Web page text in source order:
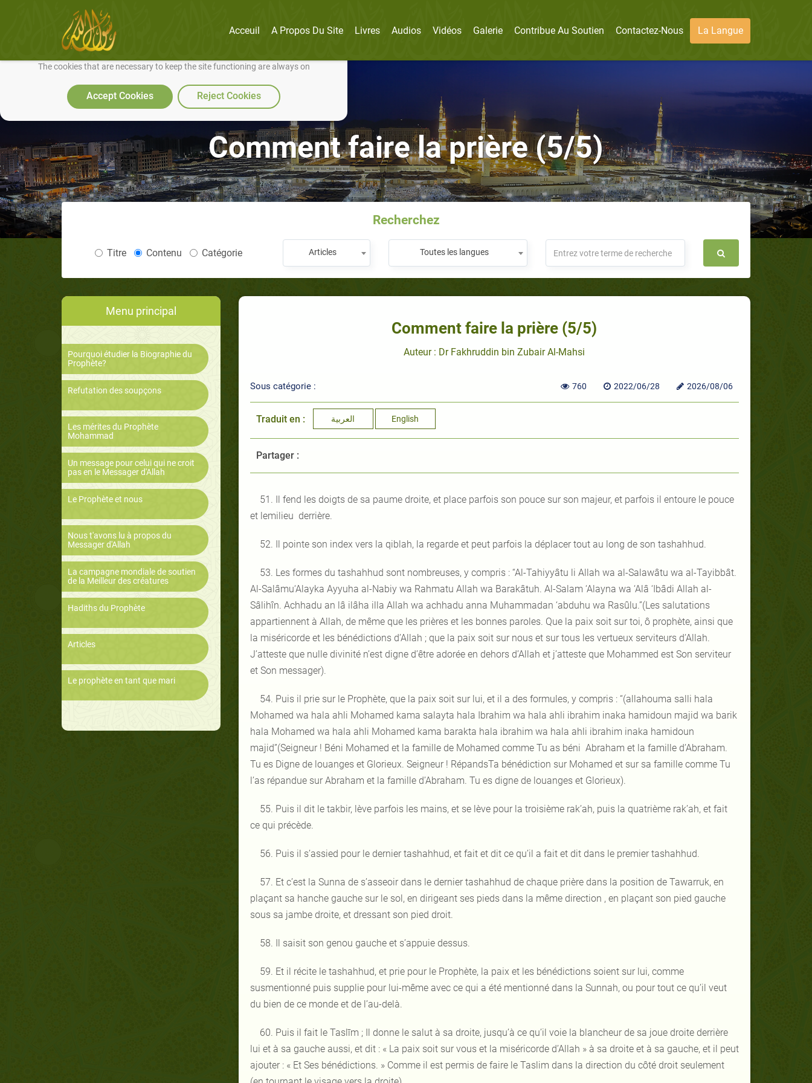
We use cookies to make our site work well for you and so we can continually improve it.
The cookies that are necessary to keep the site functioning are always on
Accept Cookies Reject Cookies
Acceuil A Propos Du Site Livres Audios Vidéos Galerie Contribue Au Soutien Contactez-Nous La Langue
Comment faire la prière (5/5)
Recherchez
Titre Contenu Catégorie Articles Toutes les langues
Menu principal
Pourquoi étudier la Biographie du
Prophète?
Refutation des soupçons
Les mérites du Prophète
Mohammad
Un message pour celui qui ne croit
pas en le Messager d'Allah
Le Prophète et nous
Nous t'avons lu à propos du
Messager d'Allah
La campagne mondiale de soutien
de la Meilleur des créatures
Hadiths du Prophète
Articles
Le prophète en tant que mari
Comment faire la prière (5/5)
Auteur : Dr Fakhruddin bin Zubair Al-Mahsi
Sous catégorie : 760 2022/06/28 2026/08/06
Traduit en : العربية English
Partager :
51. Il fend les doigts de sa paume droite, et place parfois son pouce sur son majeur, et parfois il entoure le pouce
et lemilieu derrière.
52. Il pointe son index vers la qiblah, la regarde et peut parfois la déplacer tout au long de son tashahhud.
53. Les formes du tashahhud sont nombreuses, y compris : “Al-Tahiyyâtu li Allah wa al-Salawâtu wa al-Tayibbât.
Al-Salâmu‘Alayka Ayyuha al-Nabiy wa Rahmatu Allah wa Barakâtuh. Al-Salam ‘Alayna wa ‘Alâ ‘Ibâdi Allah al-
Sâlihîn. Achhadu an lâ ilâha illa Allah wa achhadu anna Muhammadan ‘abduhu wa Rasûlu.”(Les salutations
appartiennent à Allah, de même que les prières et les bonnes paroles. Que la paix soit sur toi, ô prophète, ainsi que
la miséricorde et les bénédictions d’Allah ; que la paix soit sur nous et sur tous les vertueux serviteurs d’Allah.
J’atteste que nulle divinité n’est digne d’être adorée en dehors d’Allah et j’atteste que Mohammed est Son serviteur
et Son messager).
54. Puis il prie sur le Prophète, que la paix soit sur lui, et il a des formules, y compris : “(allahouma salli hala
Mohamed wa hala ahli Mohamed kama salayta hala Ibrahim wa hala ahli ibrahim inaka hamidoun majid wa barik
hala Mohamed wa hala ahli Mohamed kama barakta hala ibrahim wa hala ahli ibrahim inaka hamidoun
majid”(Seigneur ! Béni Mohamed et la famille de Mohamed comme Tu as béni Abraham et la famille d’Abraham.
Tu es Digne de louanges et Glorieux. Seigneur ! RépandsTa bénédiction sur Mohamed et sur sa famille comme Tu
l’as répandue sur Abraham et la famille d’Abraham. Tu es digne de louanges et Glorieux).
55. Puis il dit le takbir, lève parfois les mains, et se lève pour la troisième rak’ah, puis la quatrième rak’ah, et fait
ce qui précède.
56. Puis il s’assied pour le dernier tashahhud, et fait et dit ce qu’il a fait et dit dans le premier tashahhud.
57. Et c’est la Sunna de s’asseoir dans le dernier tashahhud de chaque prière dans la position de Tawarruk, en
plaçant sa hanche gauche sur le sol, en dirigeant ses pieds dans la même direction , en plaçant son pied gauche
sous sa jambe droite, et dressant son pied droit.
58. Il saisit son genou gauche et s’appuie dessus.
59. Et il récite le tashahhud, et prie pour le Prophète, la paix et les bénédictions soient sur lui, comme
susmentionné puis supplie pour lui-même avec ce qui a été mentionné dans la Sunnah, ou pour tout ce qu’il veut
du bien de ce monde et de l’au-delà.
60. Puis il fait le Taslīm ; Il donne le salut à sa droite, jusqu’à ce qu’il voie la blancheur de sa joue droite derrière
lui et à sa gauche aussi, et dit : « La paix soit sur vous et la miséricorde d’Allah » à sa droite et à sa gauche, et il peut
ajouter : « Et Ses bénédictions. » Comme il est permis de faire le Taslim dans la direction du côté droit seulement